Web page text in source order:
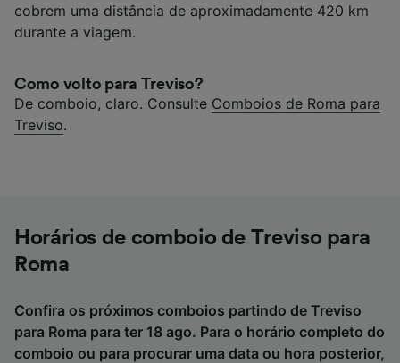
cobrem uma distância de aproximadamente 420 km
durante a viagem.
Como volto para Treviso?
De comboio, claro. Consulte Comboios de Roma para
Treviso.
Horários de comboio de Treviso para
Roma
Confira os próximos comboios partindo de Treviso
para Roma para ter 18 ago. Para o horário completo do
comboio ou para procurar uma data ou hora posterior,